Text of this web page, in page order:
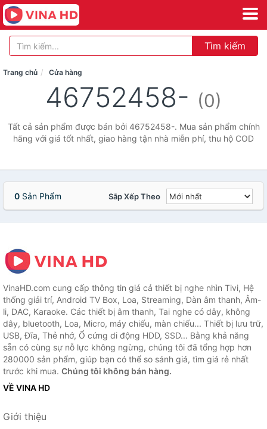
Tìm kiếm
Trang chủ Cửa hàng
46752458- (0)
Tất cả sản phẩm được bán bởi 46752458-. Mua sản phẩm chính
hãng với giá tốt nhất, giao hàng tận nhà miễn phí, thu hộ COD
0 Sản Phẩm Sắp Xếp Theo
VinaHD.com cung cấp thông tin giá cả thiết bị nghe nhìn Tivi, Hệ
thống giải trí, Android TV Box, Loa, Streaming, Dàn âm thanh, Âm-
li, DAC, Karaoke. Các thiết bị âm thanh, Tai nghe có dây, không
dây, bluetooth, Loa, Micro, máy chiếu, màn chiếu... Thiết bị lưu trữ,
USB, Đĩa, Thẻ nhớ, Ổ cứng di động HDD, SSD... Bằng khả năng
sẵn có cùng sự nỗ lực không ngừng, chúng tôi đã tổng hợp hơn
280000 sản phẩm, giúp bạn có thể so sánh giá, tìm giá rẻ nhất
trước khi mua. Chúng tôi không bán hàng.
VỀ VINA HD
Giới thiệu